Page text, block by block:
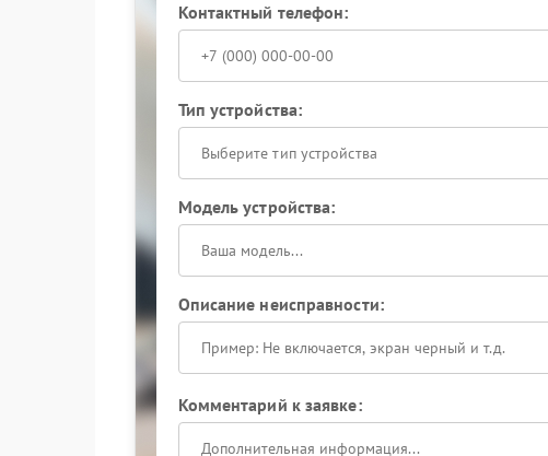
Контактный телефон:
Тип устройства:
Выберите тип устройства
Модель устройства:
Описание неисправности:
Комментарий к заявке: